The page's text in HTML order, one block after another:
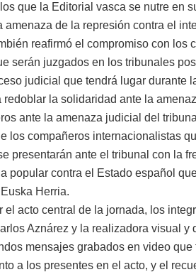
que la Editorial vasca se nutre en
amenaza de la represión contra el
reafirmó el compromiso con
serán juzgados en los tribunales
judicial que tendrá lugar durante
redoblar la solidaridad ante la
ante la amenaza judicial del
los compañeros internacionalistas
presentarán ante el tribunal con la
popular contra el Estado español
Herria.
el acto central de la jornada, los
Aznárez y la realizadora visual y
mensajes grabados en video
a los presentes en el acto, y el